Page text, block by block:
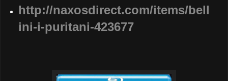
http://naxosdirect.com/items/bell
ini-i-puritani-423677